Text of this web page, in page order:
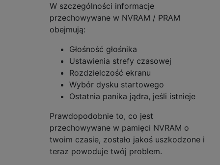
W szczególności informacje
przechowywane w NVRAM / PRAM
obejmują:
Głośność głośnika
Ustawienia strefy czasowej
Rozdzielczość ekranu
Wybór dysku startowego
Ostatnia panika jądra, jeśli istnieje
Prawdopodobnie to, co jest
przechowywane w pamięci NVRAM o
twoim czasie, zostało jakoś uszkodzone i
teraz powoduje twój problem.